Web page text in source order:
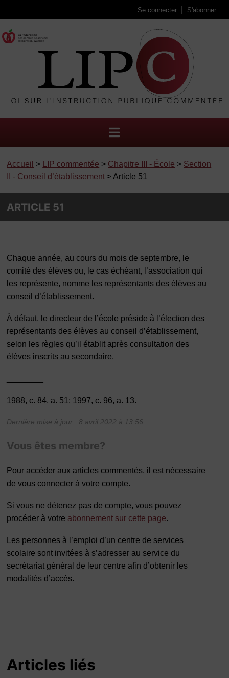
Se connecter S'abonner
Accueil > LIP commentée > Chapitre III - École > Section
II - Conseil d’établissement > Article 51
ARTICLE 51
Chaque année, au cours du mois de septembre, le
comité des élèves ou, le cas échéant, l’association qui
les représente, nomme les représentants des élèves au
conseil d’établissement.
À défaut, le directeur de l’école préside à l’élection des
représentants des élèves au conseil d’établissement,
selon les règles qu’il établit après consultation des
élèves inscrits au secondaire.
1988, c. 84, a. 51; 1997, c. 96, a. 13.
Dernière mise à jour : 8 avril 2022 à 13:56
Vous êtes membre?
Pour accéder aux articles commentés, il est nécessaire
de vous connecter à votre compte.
Si vous ne détenez pas de compte, vous pouvez
procéder à votre abonnement sur cette page.
Les personnes à l’emploi d’un centre de services
scolaire sont invitées à s’adresser au service du
secrétariat général de leur centre afin d’obtenir les
modalités d’accès.
Articles liés